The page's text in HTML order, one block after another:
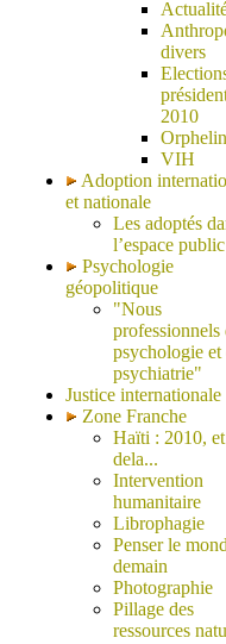
divers
2010
VIH
Adoption
et nationale
Les adoptés
l’espace public
Psychologie
géopolitique
"Nous
professionnels
psychologie et
psychiatrie"
Justice internationale
Zone Franche
Haïti : 2010,
dela...
Intervention
humanitaire
Librophagie
Penser le
demain
Photographie
Pillage des
ressources